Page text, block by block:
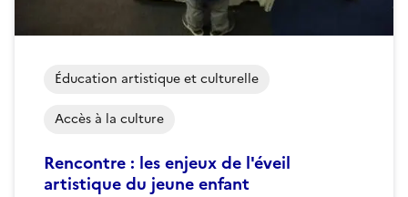
Rencontre : les enjeux de l'éveil
artistique du jeune enfant
Éducation artistique et culturelle
Accès à la culture